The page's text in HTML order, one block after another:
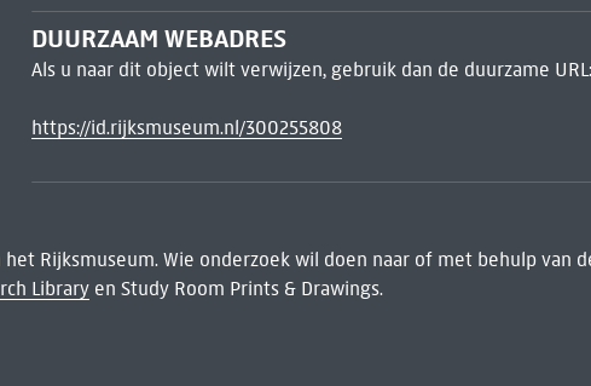
DUURZAAM WEBADRES
Als u naar dit object wilt verwijzen, gebruik dan de duurzame URL:
https://id.rijksmuseum.nl/300255808
Rijksmuseum. Wie onderzoek wil doen naar of met behulp van
Libraryen Study Room Prints & Drawings.